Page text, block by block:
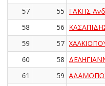
57 55 ΓΑΚΗΣ
58
56
59
57
60
58
61
59